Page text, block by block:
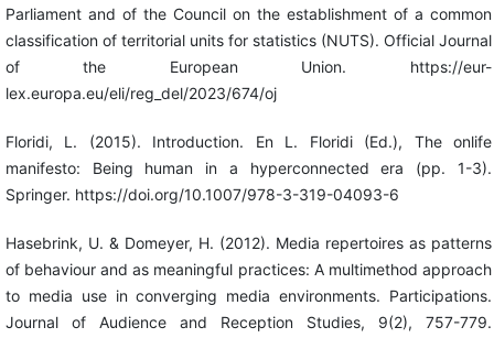
Parliament and of the Council on the establishment of a common
classification of territorial units for statistics (NUTS). Official Journal
of the European Union. https://eur-
lex.europa.eu/eli/reg_del/2023/674/oj
Floridi, L. (2015). Introduction. En L. Floridi (Ed.), The onlife
manifesto: Being human in a hyperconnected era (pp. 1-3).
Springer. https://doi.org/10.1007/978-3-319-04093-6
Hasebrink, U. & Domeyer, H. (2012). Media repertoires as patterns
of behaviour and as meaningful practices: A multimethod approach
to media use in converging media environments. Participations.
Journal of Audience and Reception Studies, 9(2), 757-779.